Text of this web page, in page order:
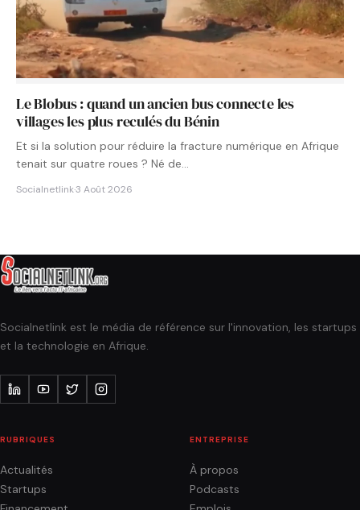
Le Blobus : quand un ancien bus connecte les
villages les plus reculés du Bénin
Et si la solution pour réduire la fracture numérique en Afrique
tenait sur quatre roues ? Né de…
Socialnetlink·3 Août 2026
Socialnetlink est le média de référence sur l'innovation, les startups
et la technologie en Afrique.
RUBRIQUES
Actualités
Startups
ENTREPRISE
À propos
Podcasts